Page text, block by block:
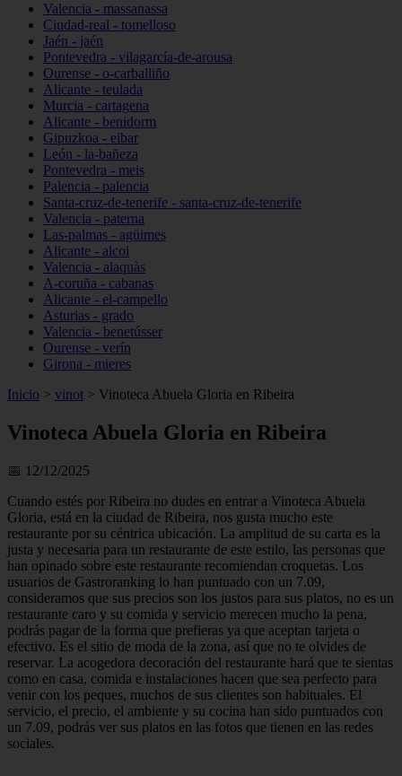
Valencia - massanassa
Ciudad-real - tomelloso
Jaén - jaén
Pontevedra - vilagarcía-de-arousa
Ourense - o-carballiño
Alicante - teulada
Murcia - cartagena
Alicante - benidorm
Gipuzkoa - eibar
León - la-bañeza
Pontevedra - meis
Palencia - palencia
Santa-cruz-de-tenerife - santa-cruz-de-tenerife
Valencia - paterna
Las-palmas - agüimes
Alicante - alcoi
Valencia - alaquàs
A-coruña - cabanas
Alicante - el-campello
Asturias - grado
Valencia - benetússer
Ourense - verín
Girona - mieres
Inicio > vinot > Vinoteca Abuela Gloria en Ribeira
Vinoteca Abuela Gloria en Ribeira
📅 12/12/2025
Cuando estés por Ribeira no dudes en entrar a Vinoteca Abuela
Gloria, está en la ciudad de Ribeira, nos gusta mucho este
restaurante por su céntrica ubicación. La amplitud de su carta es la
justa y necesaria para un restaurante de este estilo, las personas que
han opinado sobre este restaurante recomiendan croquetas. Los
usuarios de Gastroranking lo han puntuado con un 7.09,
consideramos que sus precios son los justos para sus platos, no es un
restaurante caro y su comida y servicio merecen mucho la pena,
podrás pagar de la forma que prefieras ya que aceptan tarjeta o
efectivo. Es el sitio de moda de la zona, así que no te olvides de
reservar. La acogedora decoración del restaurante hará que te sientas
como en casa, comida e instalaciones hacen que sea perfecto para
venir con los peques, muchos de sus clientes son habituales. El
servicio, el precio, el ambiente y su cocina han sido puntuados con
un 7.09, podrás ver sus platos en las fotos que tienen en las redes
sociales.